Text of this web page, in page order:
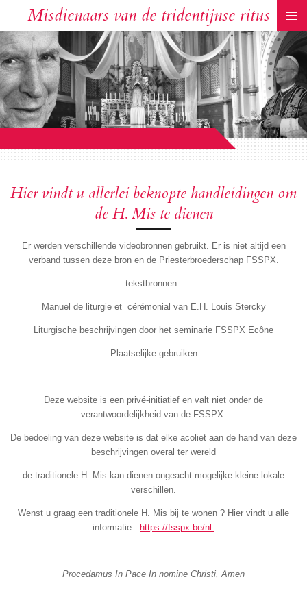
naar
de
hoofdinhoud
Misdienaars van de tridentijnse ritus
Hier vindt u allerlei beknopte handleidingen om
de H. Mis te dienen
Er werden verschillende videobronnen gebruikt. Er is niet altijd een
verband tussen deze bron en de Priesterbroederschap FSSPX.
tekstbronnen :
Manuel de liturgie et cérémonial van E.H. Louis Stercky
Liturgische beschrijvingen door het seminarie FSSPX Ecône
Plaatselijke gebruiken
Deze website is een privé-initiatief en valt niet onder de
verantwoordelijkheid van de FSSPX.
De bedoeling van deze website is dat elke acoliet aan de hand van deze
beschrijvingen overal ter wereld
de traditionele H. Mis kan dienen ongeacht mogelijke kleine lokale
verschillen.
Wenst u graag een traditionele H. Mis bij te wonen ? Hier vindt u alle
informatie : https://fsspx.be/nl
Procedamus In Pace In nomine Christi, Amen